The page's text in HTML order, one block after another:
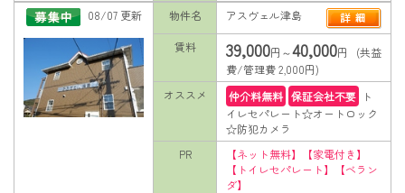
08/07 更新
物件名 アスヴェル津島
賃料 39,000円～40,000円 (共益
費/管理費 2,000円)
オススメ
仲介料無料 保証会社不要
ト
イレセパレート☆オートロック
☆防犯カメラ
PR
【ネット無料】【家電付き】
【トイレセパレート】【ベラン
ダ】